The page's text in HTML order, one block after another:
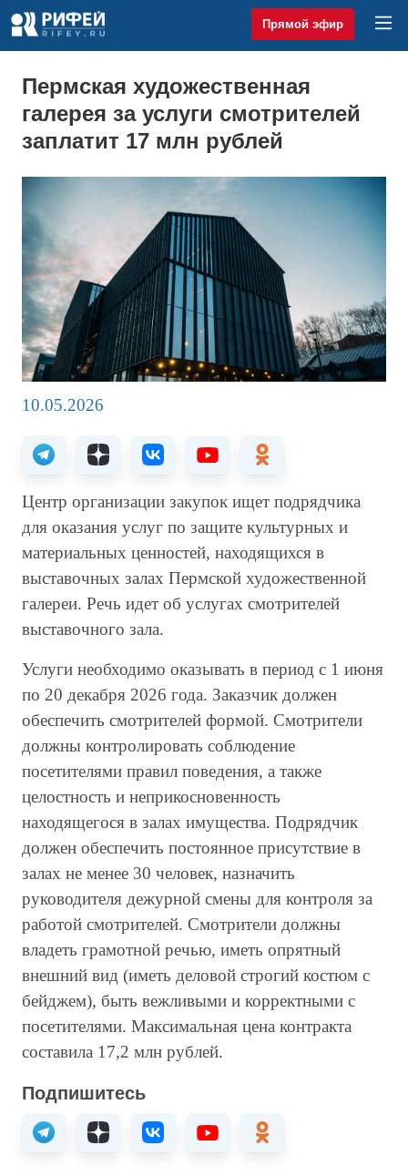
Прямой эфир
Пермская художественная
галерея за услуги смотрителей
заплатит 17 млн рублей
10.05.2026
Центр организации закупок ищет подрядчика
для оказания услуг по защите культурных и
материальных ценностей, находящихся в
выставочных залах Пермской художественной
галереи. Речь идет об услугах смотрителей
выставочного зала.
Услуги необходимо оказывать в период с 1 июня
по 20 декабря 2026 года. Заказчик должен
обеспечить смотрителей формой. Смотрители
должны контролировать соблюдение
посетителями правил поведения, а также
целостность и неприкосновенность
находящегося в залах имущества. Подрядчик
должен обеспечить постоянное присутствие в
залах не менее 30 человек, назначить
руководителя дежурной смены для контроля за
работой смотрителей. Смотрители должны
владеть грамотной речью, иметь опрятный
внешний вид (иметь деловой строгий костюм с
бейджем), быть вежливыми и корректными с
посетителями. Максимальная цена контракта
составила 17,2 млн рублей.
Подпишитесь